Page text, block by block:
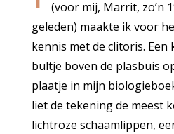
(voor mij, Marrit, zo’n
geleden) maakte ik voor
kennis met de clitoris. Een
bultje boven de plasbuis
plaatje in mijn
liet de tekening de meest
lichtroze schaamlippen,